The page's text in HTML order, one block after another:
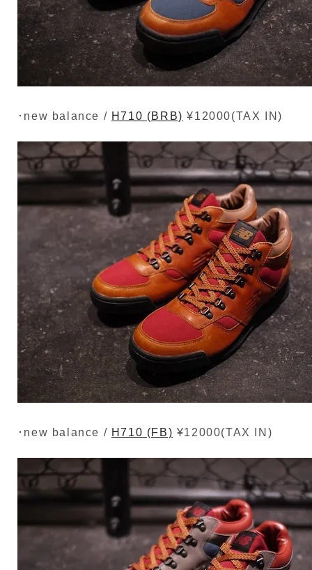
･new balance / H710 (BRB) ¥12000(TAX IN)
･new balance / H710 (FB) ¥12000(TAX IN)